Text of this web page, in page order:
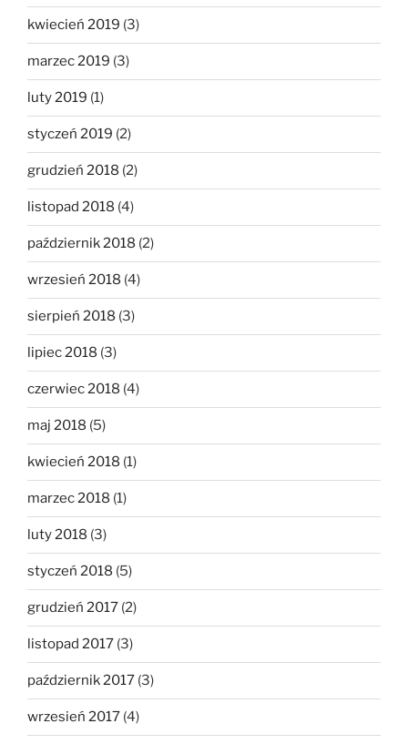
kwiecień 2019 (3)
marzec 2019 (3)
luty 2019 (1)
styczeń 2019 (2)
grudzień 2018 (2)
listopad 2018 (4)
październik 2018 (2)
wrzesień 2018 (4)
sierpień 2018 (3)
lipiec 2018 (3)
czerwiec 2018 (4)
maj 2018 (5)
kwiecień 2018 (1)
marzec 2018 (1)
luty 2018 (3)
styczeń 2018 (5)
grudzień 2017 (2)
listopad 2017 (3)
październik 2017 (3)
wrzesień 2017 (4)